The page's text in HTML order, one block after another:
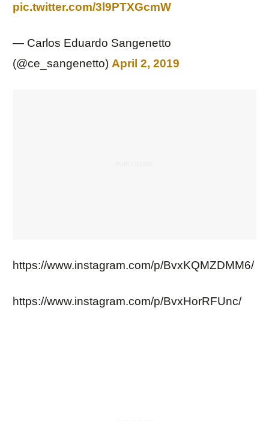
pic.twitter.com/3l9PTXGcmW
— Carlos Eduardo Sangenetto
(@ce_sangenetto) April 2, 2019
https://www.instagram.com/p/BvxKQMZDMM6/
https://www.instagram.com/p/BvxHorRFUnc/